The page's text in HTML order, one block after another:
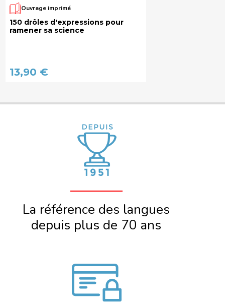
Ouvrage imprimé
150 drôles d'expressions pour
ramener sa science
13,90 €
La référence des langues
depuis plus de 70 ans